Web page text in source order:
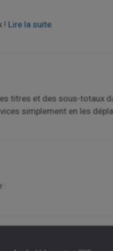
!Lire la suite.
titres et des sous-totaux
simplement en les